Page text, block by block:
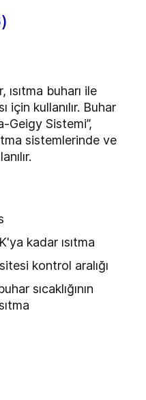
ısıtma buharı ile
için kullanılır. Buhar
Geigy Sistemi”,
sistemlerinde ve
kadar ısıtma
kontrol aralığı
sıcaklığının